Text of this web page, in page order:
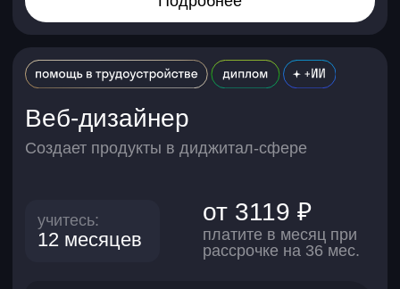
Кому подойдут курсы
по дизайну
Специалистам из смежных сфер
Разберетесь в дизайне с нуля. Освоите
Освоите работу с цветом, композицией
и типографикой. Научитесь собирать макеты
и создавать визуалы, которые привлекают